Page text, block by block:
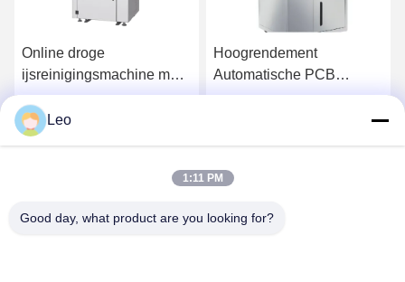
Online droge
ijsreinigingsmachine met
niet-abrasieve reiniging,
geen secundair afval en
een hoppercapaciteit van
Hoogrendement
Automatische PCB
Reinigingsmachine met
Leo
1:11 PM
Good day, what product are you looking for?